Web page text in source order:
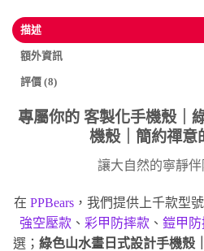
描述
額外資訊
評價 (8)
專屬你的 客製化手機殼｜
機殼｜簡約禪意
讓大自然的寧靜
在 PPBears ，我們提供上千款型
強空壓款 、 彩甲防摔款 、 鎧甲
選； 綠色山水畫日式設計手機殼